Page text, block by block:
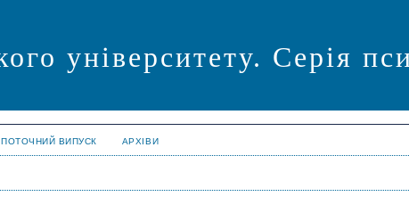
університету. Серія
ПОТОЧНИЙ ВИПУСК АРХІВИ